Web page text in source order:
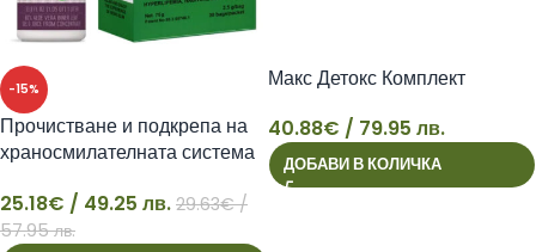
-15%
25
Прочистване и подкрепа на
храносмилателната система
25.18€ / 49.25 лв. 29.63€/
57.95 лв.
40
Макс Детокс Комплект
40.88€ / 79.95 лв.
ДОБАВИ В КОЛИЧКА